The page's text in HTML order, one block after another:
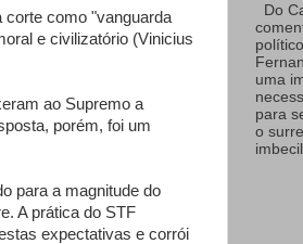
corte como "vanguarda
e civilizatório (Vinicius
ao Supremo a
porém, foi um
para a magnitude do
A prática do STF
expectativas e corrói
Do
uma
para
o